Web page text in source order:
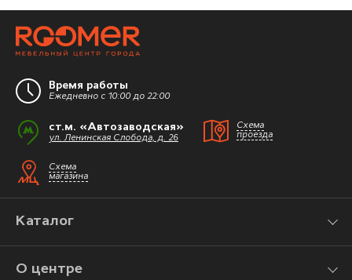
Время работы
Ежедневно с 10:00 до 22:00
ст.м. «Автозаводская»
ул. Ленинская Слобода, д. 26
Схема
проезда
Схема
магазина
Каталог
О центре